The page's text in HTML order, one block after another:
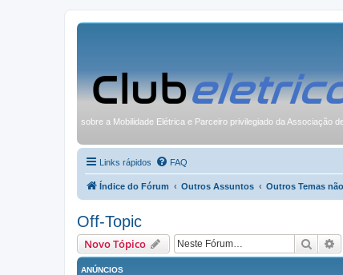
sobre a Mobilidade Elétrica e Parceiro privilegiado da Associação
Links rápidos FAQ
Índice do Fórum Outros Assuntos Outros Temas
Off-Topic
Novo Tópico
ANÚNCIOS